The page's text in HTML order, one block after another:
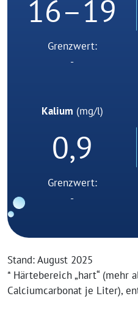
16–19
Grenzwert:
-
Kalium (mg/l)
0,9
Grenzwert:
-
Stand: August 2025
* Härtebereich „hart“ (mehr
Calciumcarbonat je Liter),